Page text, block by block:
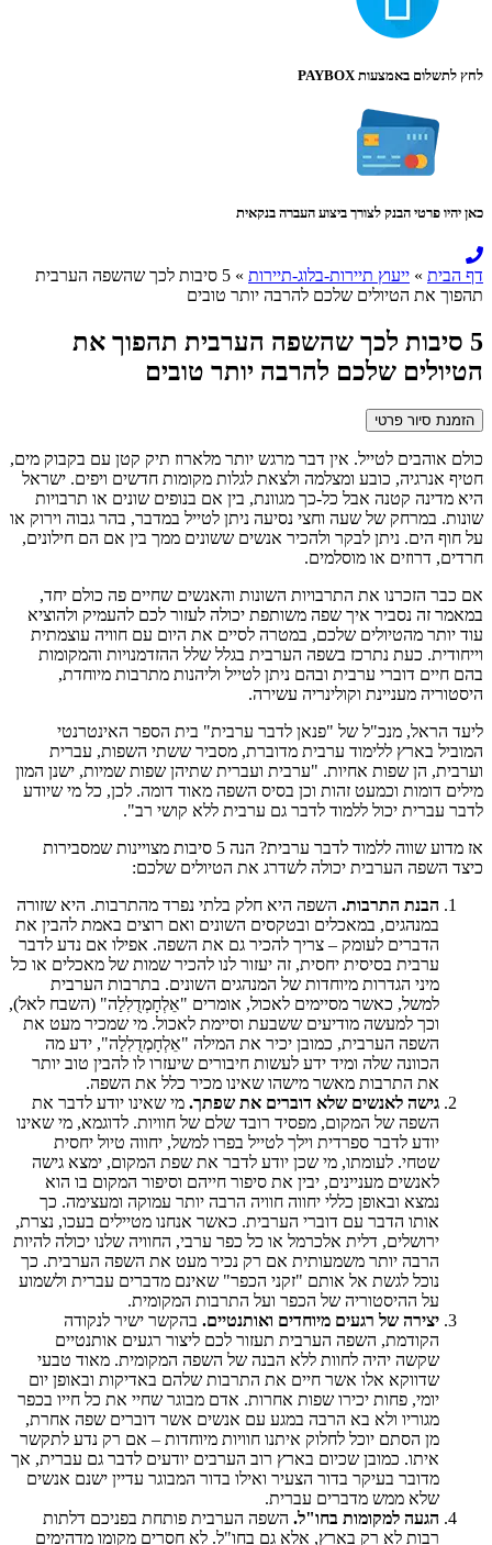
לחץ לתשלום באמצעות PAYBOX
כאן יהיו פרטי הבנק לצורך ביצוע העברה בנקאית
דף הבית » ייעוץ תיירות-בלוג-תיירות »
5 סיבות לכך שהשפה הערבית
תהפוך את הטיולים שלכם להרבה יותר טובים
5 סיבות לכך שהשפה הערבית תהפוך את
הטיולים שלכם להרבה יותר טובים
הזמנת סיור פרטי
כולם אוהבים לטייל. אין דבר מרגש יותר מלארוז תיק קטן עם בקבוק מים,
חטיף אנרגיה, כובע ומצלמה ולצאת לגלות מקומות חדשים ויפים. ישראל
היא מדינה קטנה אבל כל-כך מגוונת, בין אם בנופים שונים או תרבויות
שונות. במרחק של שעה וחצי נסיעה ניתן לטייל במדבר, בהר גבוה וירוק או
על חוף הים. ניתן לבקר ולהכיר אנשים ששונים ממך בין אם הם חילונים,
חרדים, דרוזים או מוסלמים.
אם כבר הזכרנו את התרבויות השונות והאנשים שחיים פה כולם יחד,
במאמר זה נסביר איך שפה משותפת יכולה לעזור לכם להעמיק ולהוציא
עוד יותר מהטיולים שלכם, במטרה לסיים את היום עם חוויה עוצמתית
וייחודית. כעת נתרכז בשפה הערבית בגלל שלל ההזדמנויות והמקומות
בהם חיים דוברי ערבית ובהם ניתן לטייל וליהנות מתרבות מיוחדת,
היסטוריה מעניינת וקולינריה עשירה.
ליעד הראל, מנכ"ל של "פנאן לדבר ערבית" בית הספר האינטרנטי
המוביל בארץ ללימוד ערבית מדוברת, מסביר ששתי השפות, עברית
וערבית, הן שפות אחיות. "ערבית ועברית שתיהן שפות שמיות, ישנן המון
מילים דומות וכמעט זהות וכן בסיס השפה מאוד דומה. לכן, כל מי שיודע
לדבר עברית יכול ללמוד לדבר גם ערבית ללא קושי רב".
אז מדוע שווה ללמוד לדבר ערבית? הנה 5 סיבות מצויינות שמסבירות
כיצד השפה הערבית יכולה לשדרג את הטיולים שלכם:
הבנת התרבות. השפה היא חלק בלתי נפרד מהתרבות. היא שזורה
במנהגים, במאכלים ובטקסים השונים ואם רוצים באמת להבין את
הדברים לעומק – צריך להכיר גם את השפה. אפילו אם נדע לדבר
ערבית בסיסית יחסית, זה יעזור לנו להכיר שמות של מאכלים או כל
מיני הגדרות מיוחדות של המנהגים השונים. בתרבות הערבית
למשל, כאשר מסיימים לאכול, אומרים "אֵלְחָמְדֻלִלַה" (השבח לאל),
וכך למעשה מודיעים ששבעת וסיימת לאכול. מי שמכיר מעט את
השפה הערבית, כמובן יכיר את המילה "אֵלְחָמְדֻלִלַה", ידע מה
הכוונה שלה ומיד ידע לעשות חיבורים שיעזרו לו להבין טוב יותר
את התרבות מאשר מישהו שאינו מכיר כלל את השפה.
גישה לאנשים שלא דוברים את שפתך. מי שאינו יודע לדבר את
השפה של המקום, מפסיד רובד שלם של חוויות. לדוגמא, מי שאינו
יודע לדבר ספרדית וילך לטייל בפרו למשל, יחווה טיול יחסית
שטחי. לעומתו, מי שכן יודע לדבר את שפת המקום, ימצא גישה
לאנשים מעניינים, יבין את סיפור חייהם וסיפור המקום בו הוא
נמצא ובאופן כללי יחווה חוויה הרבה יותר עמוקה ומעצימה. כך
אותו הדבר עם דוברי הערבית. כאשר אנחנו מטיילים בעכו, נצרת,
ירושלים, דלית אלכרמל או כל כפר ערבי, החוויה שלנו יכולה להיות
הרבה יותר משמעותית אם רק נכיר מעט את השפה הערבית. כך
נוכל לגשת אל אותם "זקני הכפר" שאינם מדברים עברית ולשמוע
על ההיסטוריה של הכפר ועל התרבות המקומית.
יצירה של רגעים מיוחדים ואותנטיים. בהקשר ישיר לנקודה
הקודמת, השפה הערבית תעזור לכם ליצור רגעים אותנטיים
שקשה יהיה לחוות ללא הבנה של השפה המקומית. מאוד טבעי
שדווקא אלו אשר חיים את התרבות שלהם באדיקות ובאופן יום
יומי, פחות יכירו שפות אחרות. אדם מבוגר שחיי את כל חייו בכפר
מגוריו ולא בא הרבה במגע עם אנשים אשר דוברים שפה אחרת,
מן הסתם יוכל לחלוק איתנו חוויות מיוחדות – אם רק נדע לתקשר
איתו. כמובן שכיום בארץ רוב הערבים יודעים לדבר גם עברית, אך
מדובר בעיקר בדור הצעיר ואילו בדור המבוגר עדיין ישנם אנשים
שלא ממש מדברים עברית.
הגעה למקומות בחו"ל. השפה הערבית פותחת בפניכם דלתות
רבות לא רק בארץ, אלא גם בחו"ל. לא חסרים מקומו מדהימים